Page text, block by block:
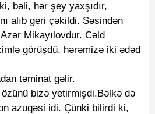
bəli, hər şey yaxşıdır,
alıb geri çəkildi. Səsindən
Mikayılovdur. Cəld
görüşdü, hərəmizə iki ədəd
təminat gəlir.
bizə yetirmişdi.Bəlkə də
azuqəsi idi. Çünki bilirdi ki,